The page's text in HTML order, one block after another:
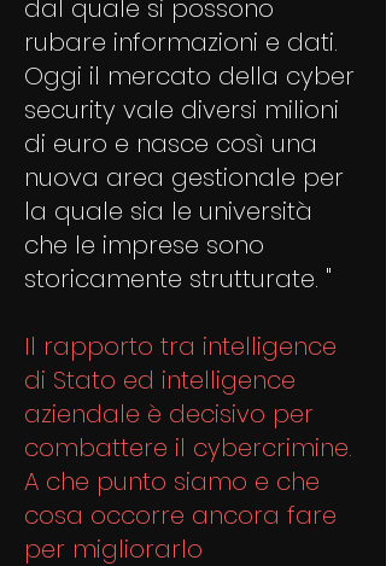
dal quale si possono
rubare informazioni e dati.
Oggi il mercato della cyber
security vale diversi milioni
di euro e nasce così una
nuova area gestionale per
la quale sia le università
che le imprese sono
storicamente strutturate. "
Il rapporto tra intelligence
di Stato ed intelligence
aziendale è decisivo per
combattere il cybercrimine.
A che punto siamo e che
cosa occorre ancora fare
per migliorarlo